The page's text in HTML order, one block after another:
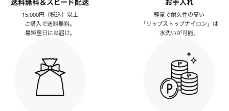
送料無料＆スピード配送
15,000円（税込）以上
ご購入で送料無料。
最短翌日にお届け。
お手入れ
軽量で耐久性の高い
「リップストップナイロン」は
水洗いが可能。